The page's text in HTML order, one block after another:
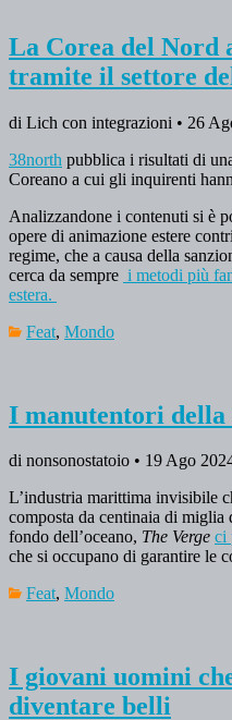
La Corea del Nord
tramite il settore
di Lich con integrazioni • 26
38north pubblica i risultati di
Coreano a cui gli inquirenti
Analizzandone i contenuti si è
opere di animazione estere
regime, che a causa della
cerca da sempre i metodi più
estera.
Feat, Mondo
I manutentori della
di nonsonostatoio • 19 Ago
L’industria marittima invisibile
composta da centinaia di
fondo dell’oceano, The Verge ci
che si occupano di garantire le
Feat, Mondo
I giovani uomini
diventare belli